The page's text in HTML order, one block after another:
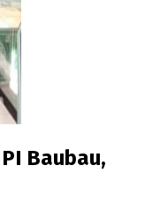
Baubau,